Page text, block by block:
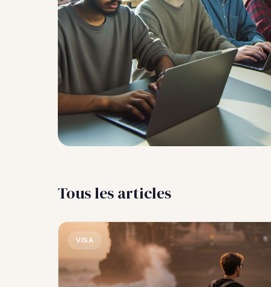
Tous les articles
VISA